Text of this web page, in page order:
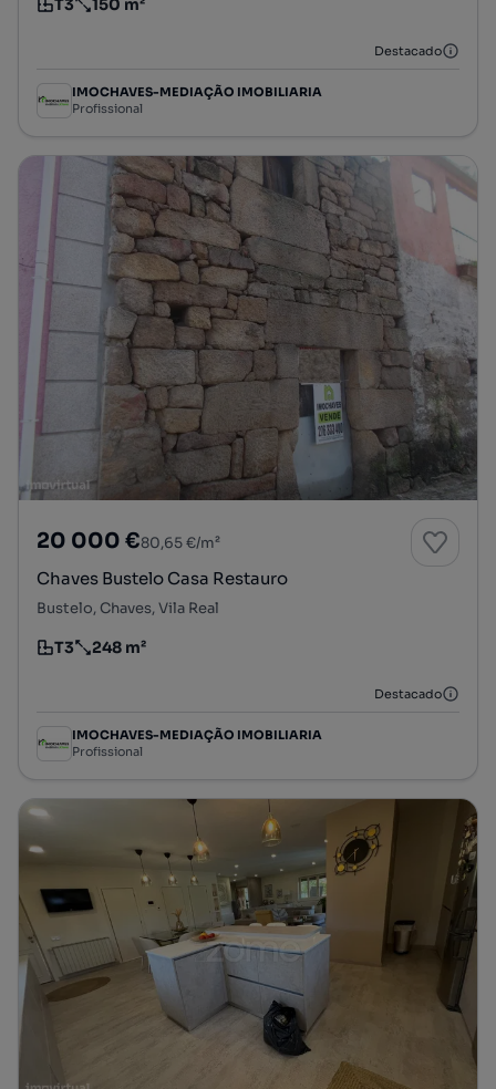
Tipologia
T3
Preço por metro quadrado
150 m²
Destacado
IMOCHAVES-MEDIAÇÃO IMOBILIARIA
Profissional
20 000 €80,65 €/m²
Chaves Bustelo Casa Restauro
Bustelo, Chaves, Vila Real
Tipologia
T3
Preço por metro quadrado
248 m²
Destacado
IMOCHAVES-MEDIAÇÃO IMOBILIARIA
Profissional